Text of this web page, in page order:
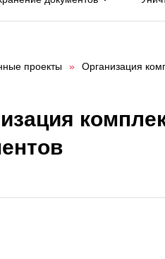
проекты » Организация